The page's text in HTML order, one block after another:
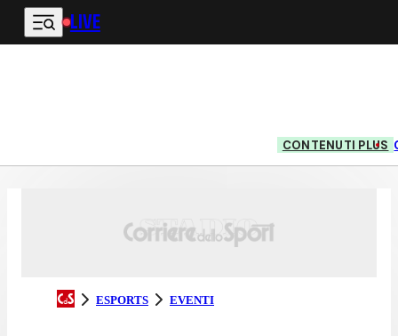
Vai al contenuto principale
LIVE
CONTENUTI PLUS
ESPORTS EVENTI